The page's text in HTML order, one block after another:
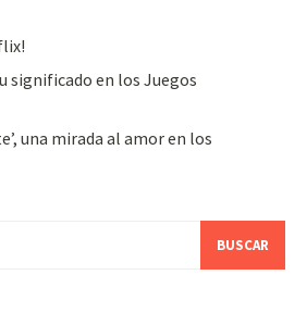
significado en los Juegos
una mirada al amor en los